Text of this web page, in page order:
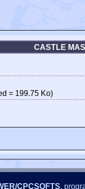
CASTLE
= 199.75 Ko)
CPCSOFTS,